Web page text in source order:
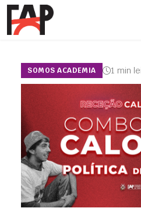
SOMOS ACADEMIA 1 min